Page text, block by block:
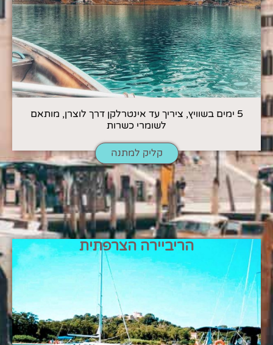
5 ימים בשוויץ, ציריך עד אינטרלקן דרך לוצרן, מותאם
לשומרי כשרות
קליק למתנה
הריביירה הצרפתית